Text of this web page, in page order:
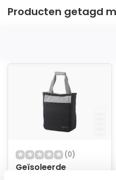
Producten getagd
(0)
Geïsoleerde